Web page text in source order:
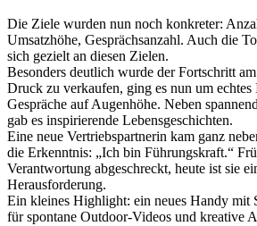
Die Ziele wurden nun noch konkreter:
Umsatzhöhe, Gesprächsanzahl. Auch die
sich gezielt an diesen Zielen.
Besonders deutlich wurde der Fortschritt
Druck zu verkaufen, ging es nun um echtes
Gespräche auf Augenhöhe. Neben
gab es inspirierende Lebensgeschichten.
Eine neue Vertriebspartnerin kam ganz
die Erkenntnis: „Ich bin Führungskraft.“
Verantwortung abgeschreckt, heute ist sie
Herausforderung.
Ein kleines Highlight: ein neues Handy mit
für spontane Outdoor-Videos und kreative